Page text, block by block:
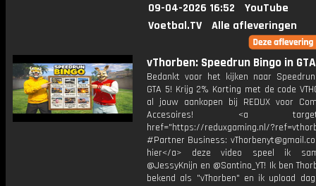
09-04-2026 16:52
YouTube
Voetbal.TV
Alle afleveringen
vThorben: Speedrun Bingo in
Bedankt voor het kijken naar
GTA 5! Krijg 2% Korting met de code
al jouw aankopen bij REDUX voor
Accesoires! <a
href="https://reduxgaming.nl/
#Partner Business:
hier</a> deze video speel ik
@JessyKnijn en @Santino_YT! Ik ben
bekend als "vThorben" en ik upload